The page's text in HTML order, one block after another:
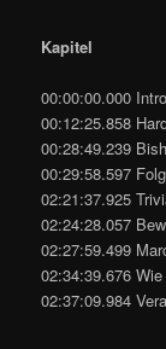
Kapitel
00:00:00.000
00:12:25.858
00:28:49.239
00:29:58.597
02:21:37.925
02:24:28.057
02:27:59.499
02:34:39.676
02:37:09.984